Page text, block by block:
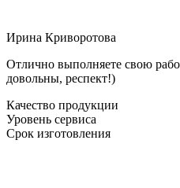
Ирина Криворотова
Отлично выполняете свою
довольны, респект!)
Качество продукции
Уровень сервиса
Срок изготовления